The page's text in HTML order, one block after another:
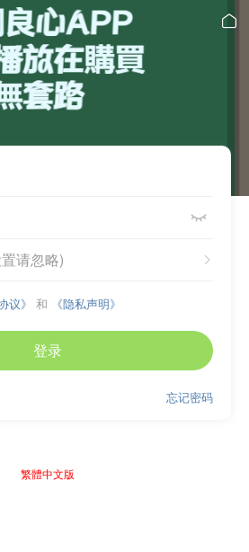



请忽略)
议》 和 《隐私声明》
登录
忘记密码
繁體中文版